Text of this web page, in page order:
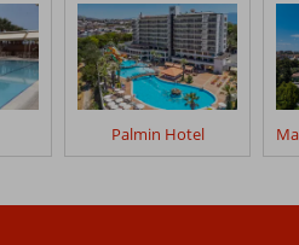
Palmin Hotel